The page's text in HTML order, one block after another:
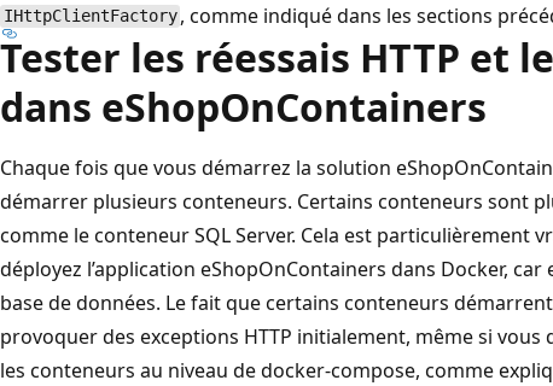
IHttpClientFactory , comme indiqué dans les sections
Tester les réessais HTTP et
dans eShopOnContainers
Chaque fois que vous démarrez la solution
démarrer plusieurs conteneurs. Certains conteneurs sont
comme le conteneur SQL Server. Cela est particulièrement
déployez l’application eShopOnContainers dans Docker,
base de données. Le fait que certains conteneurs
provoquer des exceptions HTTP initialement, même si
les conteneurs au niveau de docker-compose, comme